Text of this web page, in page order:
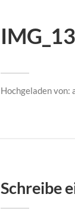
Hochgeladen von:
Schreibe